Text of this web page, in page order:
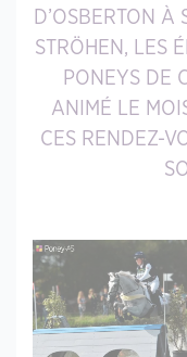
D’OSBERTON À
STRÖHEN, LES
PONEYS DE
ANIMÉ LE
CES RENDEZ-